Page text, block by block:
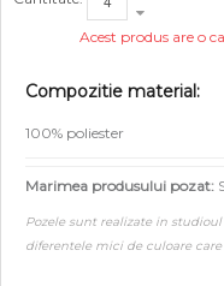
Acest produs are o
Compozitie material:
100% poliester
Marimea produsului pozat:
Pozele sunt realizate in
diferentele mici de culoare care